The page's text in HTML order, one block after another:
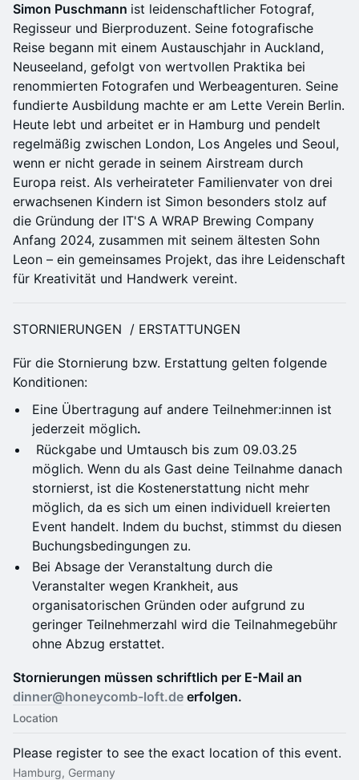
Simon Puschmann ist leidenschaftlicher Fotograf,
Regisseur und Bierproduzent. Seine fotografische
Reise begann mit einem Austauschjahr in Auckland,
Neuseeland, gefolgt von wertvollen Praktika bei
renommierten Fotografen und Werbeagenturen. Seine
fundierte Ausbildung machte er am Lette Verein Berlin.
Heute lebt und arbeitet er in Hamburg und pendelt
regelmäßig zwischen London, Los Angeles und Seoul,
wenn er nicht gerade in seinem Airstream durch
Europa reist. Als verheirateter Familienvater von drei
erwachsenen Kindern ist Simon besonders stolz auf
die Gründung der IT'S A WRAP Brewing Company
Anfang 2024, zusammen mit seinem ältesten Sohn
Leon – ein gemeinsames Projekt, das ihre Leidenschaft
für Kreativität und Handwerk vereint.
STORNIERUNGEN / ERSTATTUNGEN
Für die Stornierung bzw. Erstattung gelten folgende
Konditionen:
Eine Übertragung auf andere Teilnehmer:innen ist
jederzeit möglich.
Rückgabe und Umtausch bis zum 09.03.25
möglich. Wenn du als Gast deine Teilnahme danach
stornierst, ist die Kostenerstattung nicht mehr
möglich, da es sich um einen individuell kreierten
Event handelt. Indem du buchst, stimmst du diesen
Buchungsbedingungen zu.
Bei Absage der Veranstaltung durch die
Veranstalter wegen Krankheit, aus
organisatorischen Gründen oder aufgrund zu
geringer Teilnehmerzahl wird die Teilnahmegebühr
ohne Abzug erstattet.
Stornierungen müssen schriftlich per E-Mail an
dinner@honeycomb-loft.de erfolgen.
Location
Please register to see the exact location of this event.
Hamburg, Germany